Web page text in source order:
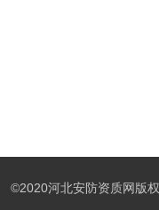
©2020河北安防资质网版